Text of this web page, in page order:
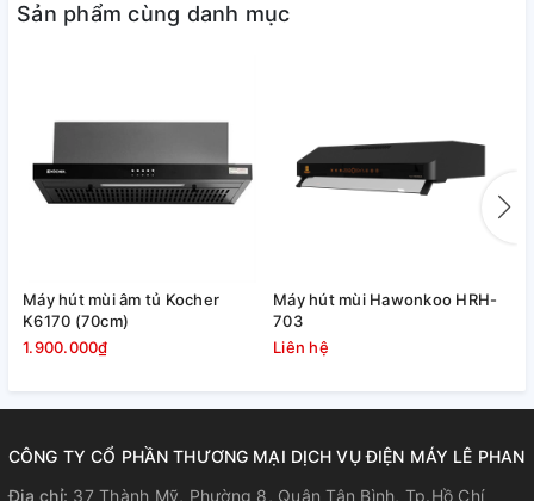
Sản phẩm cùng danh mục
Máy hút mùi âm tủ Kocher
K6170 (70cm)
1.900.000₫
Máy hút mùi Hawonkoo HRH-
703
Liên hệ
CÔNG TY CỔ PHẦN THƯƠNG MẠI DỊCH VỤ ĐIỆN MÁY LÊ PHAN
Địa chỉ: 37 Thành Mỹ, Phường 8, Quận Tân Bình, Tp.Hồ Chí